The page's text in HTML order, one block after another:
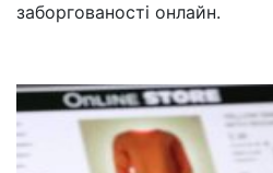
заборгованості онлайн.